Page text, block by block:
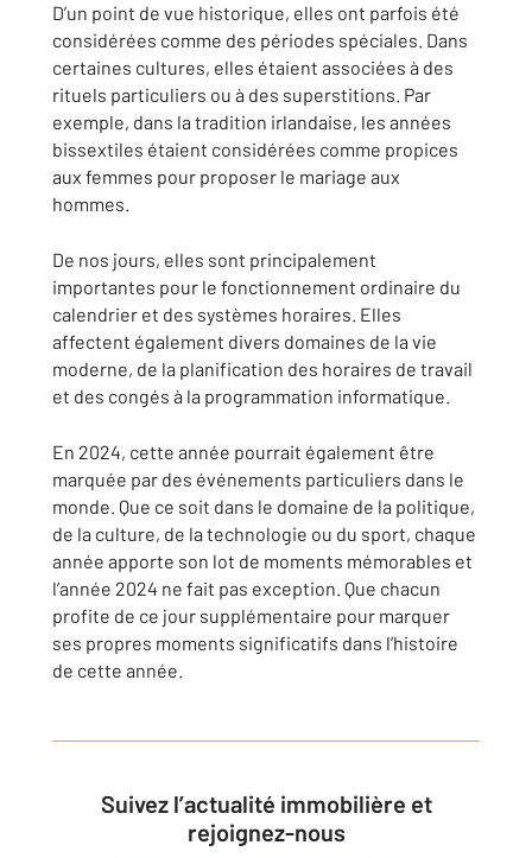
D’un point de vue historique, elles ont parfois été
considérées comme des périodes spéciales. Dans
certaines cultures, elles étaient associées à des
rituels particuliers ou à des superstitions. Par
exemple, dans la tradition irlandaise, les années
bissextiles étaient considérées comme propices
aux femmes pour proposer le mariage aux
hommes.
De nos jours, elles sont principalement
importantes pour le fonctionnement ordinaire du
calendrier et des systèmes horaires. Elles
affectent également divers domaines de la vie
moderne, de la planification des horaires de travail
et des congés à la programmation informatique.
En 2024, cette année pourrait également être
marquée par des événements particuliers dans le
monde. Que ce soit dans le domaine de la politique,
de la culture, de la technologie ou du sport, chaque
année apporte son lot de moments mémorables et
l’année 2024 ne fait pas exception. Que chacun
profite de ce jour supplémentaire pour marquer
ses propres moments significatifs dans l’histoire
de cette année.
Suivez l’actualité immobilière et
rejoignez-nous